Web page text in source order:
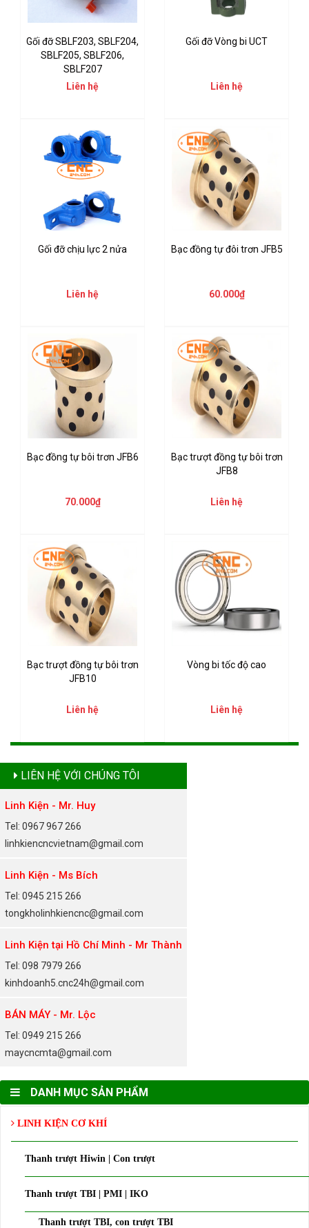
Gối đỡ SBLF203, SBLF204,
SBLF205, SBLF206,
SBLF207
Liên hệ
Gối đỡ Vòng bi UCT
Liên hệ
Gối đỡ chịu lực 2 nửa
Liên hệ
Bạc đồng tự đôi trơn JFB5
60.000₫
Bạc đồng tự bôi trơn JFB6
70.000₫
Bạc trượt đồng tự bôi trơn
JFB8
Liên hệ
Bạc trượt đồng tự bôi trơn
JFB10
Liên hệ
Vòng bi tốc độ cao
Liên hệ
LIÊN HỆ VỚI CHÚNG TÔI
Linh Kiện - Mr. Huy
Tel: 0967 967 266
linhkiencncvietnam@gmail.com
Linh Kiện - Ms Bích
Tel: 0945 215 266
tongkholinhkiencnc@gmail.com
Linh Kiện tại Hồ Chí Minh - Mr Thành
Tel: 098 7979 266
kinhdoanh5.cnc24h@gmail.com
BÁN MÁY - Mr. Lộc
Tel: 0949 215 266
maycncmta@gmail.com
DANH MỤC SẢN PHẨM
LINH KIỆN CƠ KHÍ
Thanh trượt Hiwin | Con trượt
Thanh trượt TBI | PMI | IKO
Thanh trượt TBI, con trượt TBI